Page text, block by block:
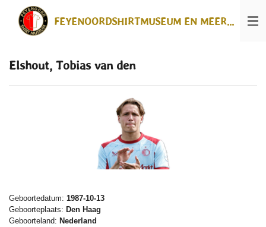
direct
FEYENOORDSHIRTMUSEUM EN MEER...
Elshout, Tobias van den
Geboortedatum: 1987-10-13
Geboorteplaats: Den Haag
Geboorteland: Nederland